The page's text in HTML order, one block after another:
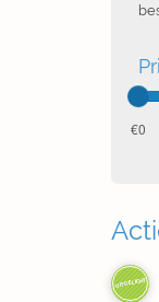
0
UITGELICHT